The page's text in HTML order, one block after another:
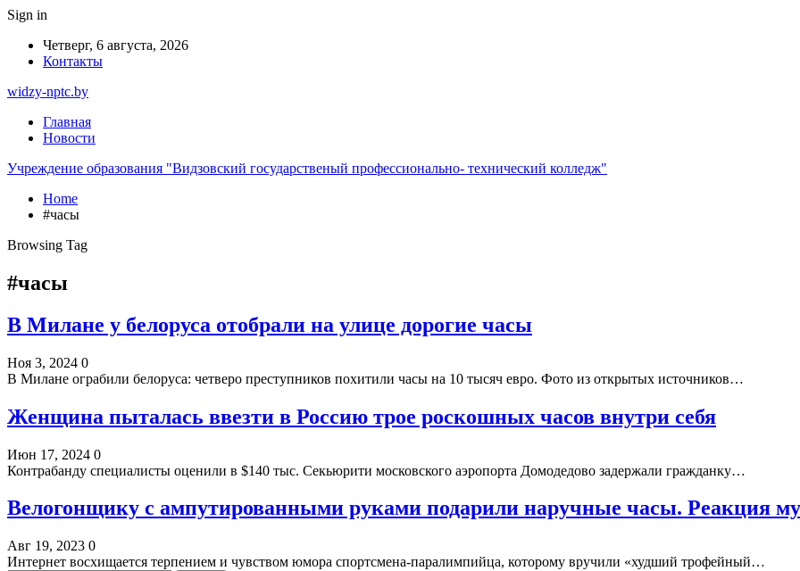
Sign in
Четверг, 6 августа, 2026
Контакты
widzy-nptc.by
Главная
Новости
Учреждение образования "Видзовский государственый профессионально- технический колледж"
Home
#часы
Browsing Tag
#часы
В Милане у белоруса отобрали на улице дорогие часы
Ноя 3, 2024 0
В Милане ограбили белоруса: четверо преступников похитили часы на 10 тысяч евро. Фото из открытых источников…
Женщина пыталась ввезти в Россию трое роскошных часов внутри себя
Июн 17, 2024 0
Контрабанду специалисты оценили в $140 тыс. Секьюрити московского аэропорта Домодедово задержали гражданку…
Велогонщику с ампутированными руками подарили наручные часы. Реакция
Авг 19, 2023 0
Интернет восхищается терпением и чувством юмора спортсмена-паралимпийца, которому вручили «худший трофейный…